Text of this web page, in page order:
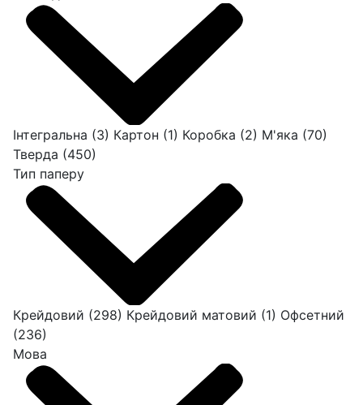
Інтегральна (3) Картон (1) Коробка (2) М'яка (70)
Тверда (450)
Тип паперу
Крейдовий (298) Крейдовий матовий (1) Офсетний
(236)
Мова